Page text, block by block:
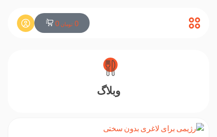
0 تومان 0
وبلاگ